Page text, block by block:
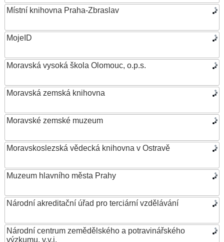
Místní knihovna Praha-Zbraslav
MojeID
Moravská vysoká škola Olomouc, o.p.s.
Moravská zemská knihovna
Moravské zemské muzeum
Moravskoslezská vědecká knihovna v Ostravě
Muzeum hlavního města Prahy
Národní akreditační úřad pro terciární vzdělávání
Národní centrum zemědělského a potravinářského
výzkumu, v.v.i.